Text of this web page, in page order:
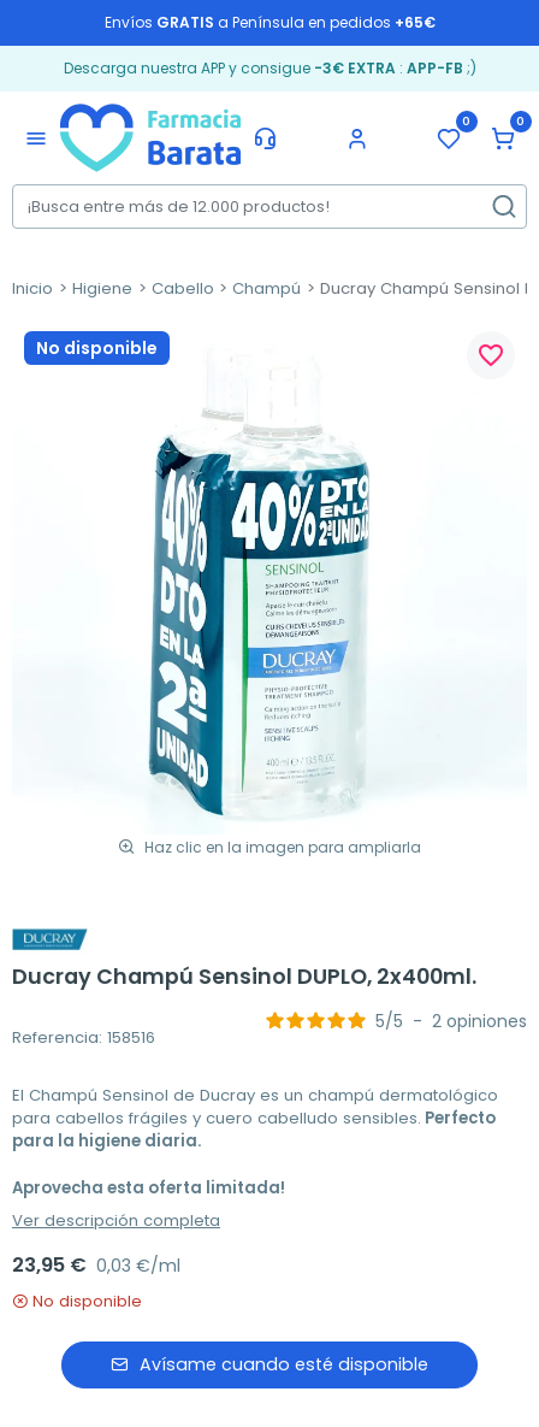
Envíos GRATIS a Península en pedidos +65€
Descarga nuestra APP y consigue -3€ EXTRA: APP-FB ;)
menu
0 0
Inicio Higiene Cabello Champú Ducray Champú Sensinol
No disponible
Haz clic en la imagen para ampliarla
favorite_border
Ducray Champú Sensinol DUPLO, 2x400ml.
Referencia: 158516
5/5 - 2 opiniones
El Champú Sensinol de Ducray es un champú dermatológico
para cabellos frágiles y cuero cabelludo sensibles. Perfecto
para la higiene diaria.
Aprovecha esta oferta limitada!
Ver descripción completa
23,95 € 0,03 €/ml
No disponible
Avísame cuando esté disponible